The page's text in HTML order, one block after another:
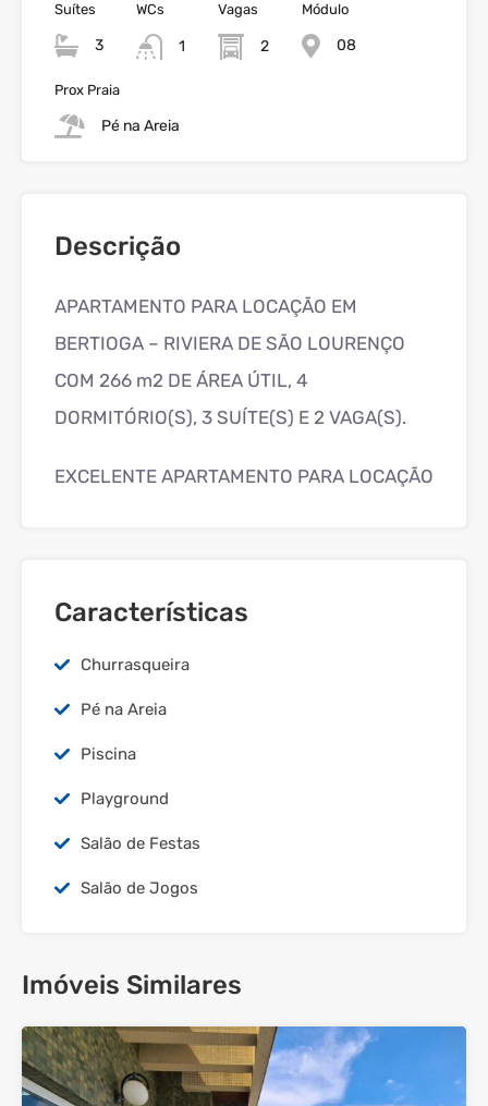
WCs
1
Vagas
2
Suítes
3
Módulo
08
Prox Praia
Pé na Areia
Descrição
APARTAMENTO PARA LOCAÇÃO EM
BERTIOGA – RIVIERA DE SÃO LOURENÇO
COM 266 m2 DE ÁREA ÚTIL, 4
DORMITÓRIO(S), 3 SUÍTE(S) E 2 VAGA(S).
EXCELENTE APARTAMENTO PARA LOCAÇÃO
Características
Churrasqueira
Pé na Areia
Piscina
Playground
Salão de Festas
Salão de Jogos
Imóveis Similares
29